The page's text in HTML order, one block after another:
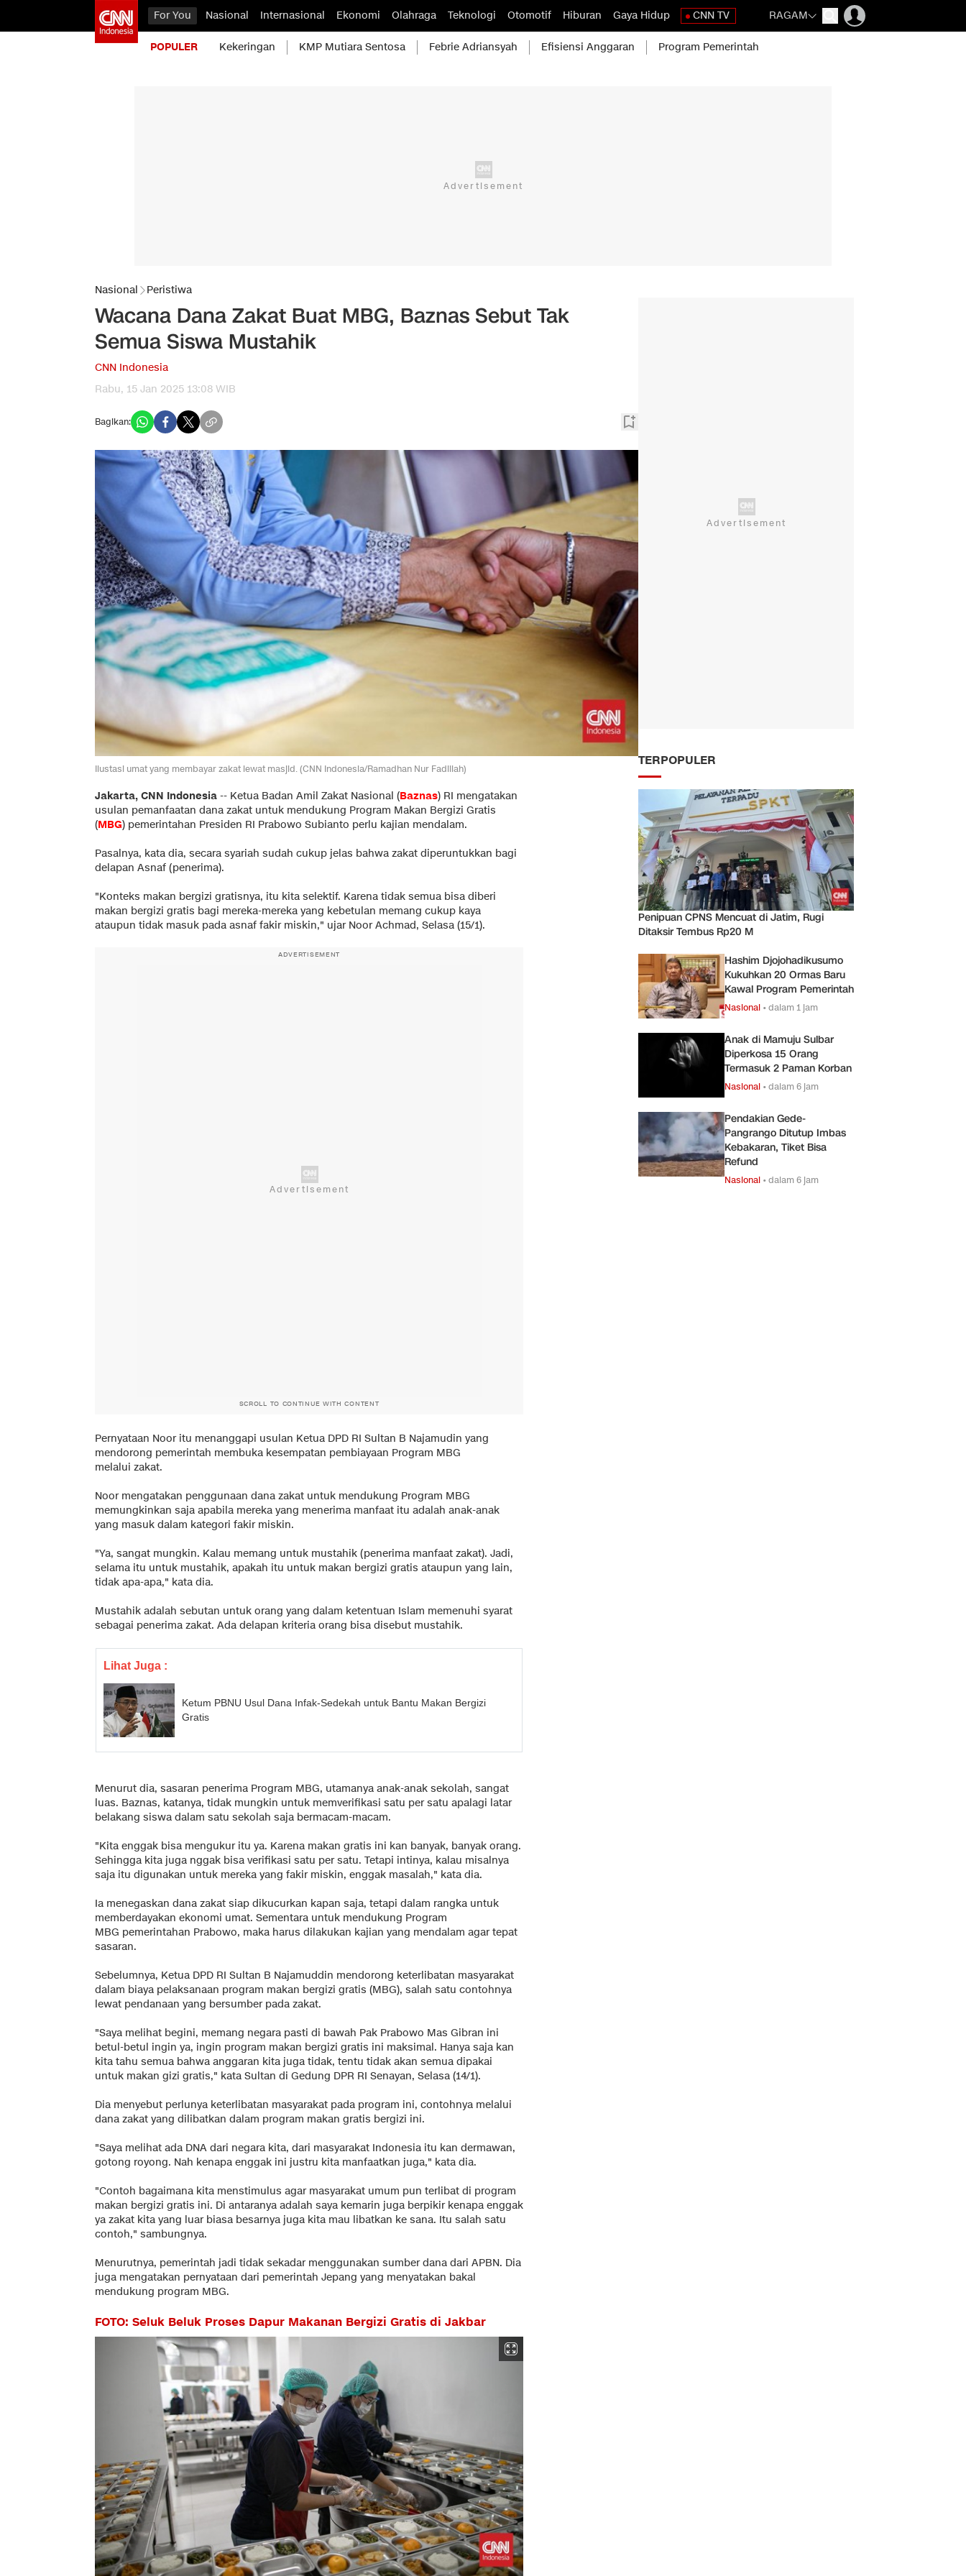
For You Nasional Internasional Ekonomi Olahraga Teknologi Otomotif Hiburan Gaya Hidup CNN TV RAGAM
POPULER Kekeringan KMP Mutiara Sentosa Febrie Adriansyah Efisiensi Anggaran Program Pemerintah
Nasional Peristiwa
Wacana Dana Zakat Buat MBG, Baznas Sebut Tak
Semua Siswa Mustahik
CNN Indonesia
Rabu, 15 Jan 2025 13:08 WIB
Bagikan:
Ilustasi umat yang membayar zakat lewat masjid. (CNN Indonesia/Ramadhan Nur Fadillah)
Jakarta, CNN Indonesia -- Ketua Badan Amil Zakat Nasional (Baznas) RI mengatakan
usulan pemanfaatan dana zakat untuk mendukung Program Makan Bergizi Gratis
(MBG) pemerintahan Presiden RI Prabowo Subianto perlu kajian mendalam.
Pasalnya, kata dia, secara syariah sudah cukup jelas bahwa zakat diperuntukkan bagi
delapan Asnaf (penerima).
"Konteks makan bergizi gratisnya, itu kita selektif. Karena tidak semua bisa diberi
makan bergizi gratis bagi mereka-mereka yang kebetulan memang cukup kaya
ataupun tidak masuk pada asnaf fakir miskin," ujar Noor Achmad, Selasa (15/1).
ADVERTISEMENT
SCROLL TO CONTINUE WITH CONTENT
Pernyataan Noor itu menanggapi usulan Ketua DPD RI Sultan B Najamudin yang
mendorong pemerintah membuka kesempatan pembiayaan Program MBG
melalui zakat.
Noor mengatakan penggunaan dana zakat untuk mendukung Program MBG
memungkinkan saja apabila mereka yang menerima manfaat itu adalah anak-anak
yang masuk dalam kategori fakir miskin.
"Ya, sangat mungkin. Kalau memang untuk mustahik (penerima manfaat zakat). Jadi,
selama itu untuk mustahik, apakah itu untuk makan bergizi gratis ataupun yang lain,
tidak apa-apa," kata dia.
Mustahik adalah sebutan untuk orang yang dalam ketentuan Islam memenuhi syarat
sebagai penerima zakat. Ada delapan kriteria orang bisa disebut mustahik.
Lihat Juga :
Ketum PBNU Usul Dana Infak-Sedekah untuk Bantu Makan Bergizi
Gratis
Menurut dia, sasaran penerima Program MBG, utamanya anak-anak sekolah, sangat
luas. Baznas, katanya, tidak mungkin untuk memverifikasi satu per satu apalagi latar
belakang siswa dalam satu sekolah saja bermacam-macam.
"Kita enggak bisa mengukur itu ya. Karena makan gratis ini kan banyak, banyak orang.
Sehingga kita juga nggak bisa verifikasi satu per satu. Tetapi intinya, kalau misalnya
saja itu digunakan untuk mereka yang fakir miskin, enggak masalah," kata dia.
Ia menegaskan dana zakat siap dikucurkan kapan saja, tetapi dalam rangka untuk
memberdayakan ekonomi umat. Sementara untuk mendukung Program
MBG pemerintahan Prabowo, maka harus dilakukan kajian yang mendalam agar tepat
sasaran.
Sebelumnya, Ketua DPD RI Sultan B Najamuddin mendorong keterlibatan masyarakat
dalam biaya pelaksanaan program makan bergizi gratis (MBG), salah satu contohnya
lewat pendanaan yang bersumber pada zakat.
"Saya melihat begini, memang negara pasti di bawah Pak Prabowo Mas Gibran ini
betul-betul ingin ya, ingin program makan bergizi gratis ini maksimal. Hanya saja kan
kita tahu semua bahwa anggaran kita juga tidak, tentu tidak akan semua dipakai
untuk makan gizi gratis," kata Sultan di Gedung DPR RI Senayan, Selasa (14/1).
Dia menyebut perlunya keterlibatan masyarakat pada program ini, contohnya melalui
dana zakat yang dilibatkan dalam program makan gratis bergizi ini.
"Saya melihat ada DNA dari negara kita, dari masyarakat Indonesia itu kan dermawan,
gotong royong. Nah kenapa enggak ini justru kita manfaatkan juga," kata dia.
"Contoh bagaimana kita menstimulus agar masyarakat umum pun terlibat di program
makan bergizi gratis ini. Di antaranya adalah saya kemarin juga berpikir kenapa enggak
ya zakat kita yang luar biasa besarnya juga kita mau libatkan ke sana. Itu salah satu
contoh," sambungnya.
Menurutnya, pemerintah jadi tidak sekadar menggunakan sumber dana dari APBN. Dia
juga mengatakan pernyataan dari pemerintah Jepang yang menyatakan bakal
mendukung program MBG.
FOTO: Seluk Beluk Proses Dapur Makanan Bergizi Gratis di Jakbar
TERPOPULER
Penipuan CPNS Mencuat di Jatim, Rugi
Ditaksir Tembus Rp20 M
Hashim Djojohadikusumo
Kukuhkan 20 Ormas Baru
Kawal Program Pemerintah
Nasional •dalam 1 jam
Anak di Mamuju Sulbar
Diperkosa 15 Orang
Termasuk 2 Paman Korban
Nasional •dalam 6 jam
Pendakian Gede-
Pangrango Ditutup Imbas
Kebakaran, Tiket Bisa
Refund
Nasional •dalam 6 jam